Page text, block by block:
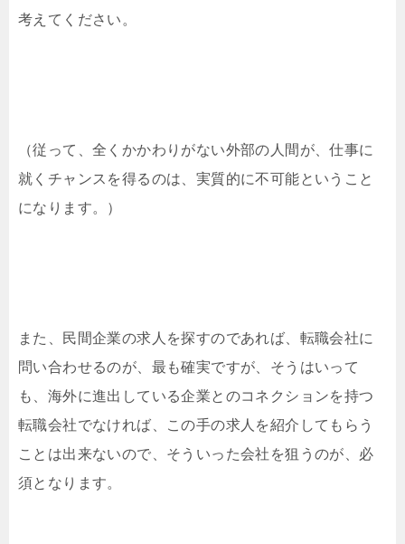
考えてください。
（従って、全くかかわりがない外部の人間が、仕事に
就くチャンスを得るのは、実質的に不可能ということ
になります。）
また、民間企業の求人を探すのであれば、転職会社に
問い合わせるのが、最も確実ですが、そうはいって
も、海外に進出している企業とのコネクションを持つ
転職会社でなければ、この手の求人を紹介してもらう
ことは出来ないので、そういった会社を狙うのが、必
須となります。